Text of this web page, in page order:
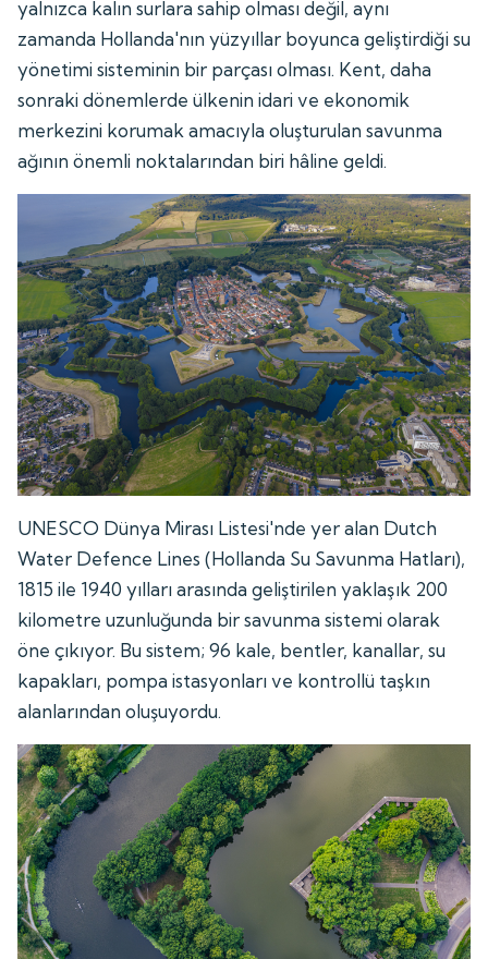
yalnızca kalın surlara sahip olması değil, aynı
zamanda Hollanda'nın yüzyıllar boyunca geliştirdiği su
yönetimi sisteminin bir parçası olması. Kent, daha
sonraki dönemlerde ülkenin idari ve ekonomik
merkezini korumak amacıyla oluşturulan savunma
ağının önemli noktalarından biri hâline geldi.
UNESCO Dünya Mirası Listesi'nde yer alan Dutch
Water Defence Lines (Hollanda Su Savunma Hatları),
1815 ile 1940 yılları arasında geliştirilen yaklaşık 200
kilometre uzunluğunda bir savunma sistemi olarak
öne çıkıyor. Bu sistem; 96 kale, bentler, kanallar, su
kapakları, pompa istasyonları ve kontrollü taşkın
alanlarından oluşuyordu.